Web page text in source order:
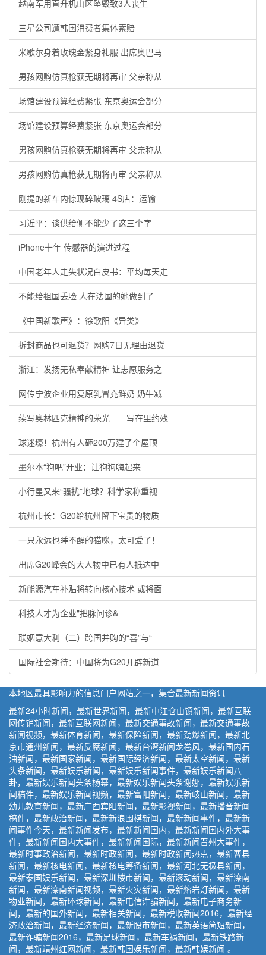
越南军用直升机山区坠毁致3人丧生
三星公司遭韩国消费者集体索赔
米歇尔身着玫瑰金紧身礼服 出席奥巴马
男孩网购仿真枪获无期将再审 父亲称从
场馆建设预算经费紧张 东京奥运会部分
场馆建设预算经费紧张 东京奥运会部分
男孩网购仿真枪获无期将再审 父亲称从
男孩网购仿真枪获无期将再审 父亲称从
刚提的新车内惊现碎玻璃 4S店：运输
习近平：谈供给侧不能少了这三个字
iPhone十年 传感器的演进过程
中国老年人走失状况白皮书：平均每天走
不能给祖国丢脸 人在法国的她做到了
《中国新歌声》：徐歌阳《异类》
拆封商品也可退货？网购7日无理由退货
浙江：发扬无私奉献精神 让志愿服务之
网传宁波企业用复原乳冒充鲜奶 奶牛减
续写奥林匹克精神的荣光——写在里约残
球迷壕！杭州有人砸200万建了个屋顶
墨尔本“狗吧”开业：让狗狗嗨起来
小行星又来“骚扰”地球？科学家称重视
杭州市长：G20给杭州留下宝贵的物质
一只永远也睡不醒的猫咪，太可爱了！
出席G20峰会的大人物中已有人抵达中
新能源汽车补贴将转向核心技术 或将面
科技人才为企业"把脉问诊&
联姻意大利（二）跨国并购的“喜”与“
国际社会期待：中国将为G20开辟新道
本地区最具影响力的信息门户网站之一，集合最新新闻资讯
最新24小时新闻，最新世界新闻，最新中江仓山镇新闻，最新互联
网传销新闻，最新互联网新闻，最新交通事故新闻，最新交通事故
新闻视频，最新体育新闻，最新保险新闻，最新劲爆新闻，最新北
京市通州新闻，最新反腐新闻，最新台湾新闻龙卷风，最新国内石
油新闻，最新国家新闻，最新国际经济新闻，最新太空新闻，最新
头条新闻，最新娱乐新闻，最新娱乐新闻事件，最新娱乐新闻八
卦，最新娱乐新闻头条杨幂，最新娱乐新闻头条谢娜，最新娱乐新
闻稿件，最新娱乐新闻视频，最新富阳新闻，最新岐山新闻，最新
幼儿教育新闻，最新广西宾阳新闻，最新影视新闻，最新播音新闻
稿件，最新政治新闻，最新新浪围棋新闻，最新新闻事件，最新新
闻事件今天，最新新闻发布，最新新闻国内，最新新闻国内外大事
件，最新新闻国内大事件，最新新闻国际，最新新闻晋州大事件，
最新时事政治新闻，最新时政新闻，最新时政新闻热点，最新曹县
新闻，最新核电新闻，最新核电筹备新闻，最新河北无极县新闻，
最新泰国娱乐新闻，最新深圳楼市新闻，最新滚动新闻，最新滦南
新闻，最新滦南新闻视频，最新火灾新闻，最新熔岩灯新闻，最新
物业新闻，最新环球新闻，最新电信诈骗新闻，最新电子商务新
闻，最新的国外新闻，最新相关新闻，最新税收新闻2016，最新经
济政治新闻，最新经济新闻，最新股市新闻，最新英语简短新闻，
最新诈骗新闻2016，最新足球新闻，最新车祸新闻，最新铁路新
闻，最新靖州红网新闻，最新韩国娱乐新闻，最新韩娱新闻 。